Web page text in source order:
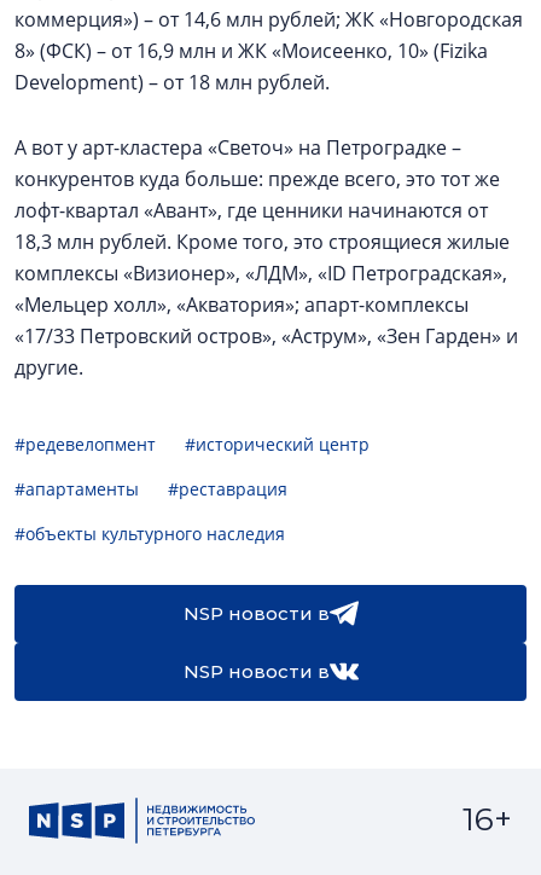
коммерция») – от 14,6 млн рублей; ЖК «Новгородская
8» (ФСК) – от 16,9 млн и ЖК «Моисеенко, 10» (Fizika
Development) – от 18 млн рублей.
А вот у арт-кластера «Светоч» на Петроградке –
конкурентов куда больше: прежде всего, это тот же
лофт-квартал «Авант», где ценники начинаются от
18,3 млн рублей. Кроме того, это строящиеся жилые
комплексы «Визионер», «ЛДМ», «ID Петроградская»,
«Мельцер холл», «Акватория»; апарт-комплексы
«17/33 Петровский остров», «Аструм», «Зен Гарден» и
другие.
#редевелопмент
#исторический центр
#апартаменты
#реставрация
#объекты культурного наследия
NSP новости в
NSP новости в
16+